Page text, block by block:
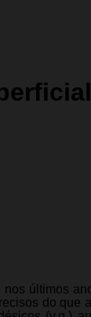
últimos
do